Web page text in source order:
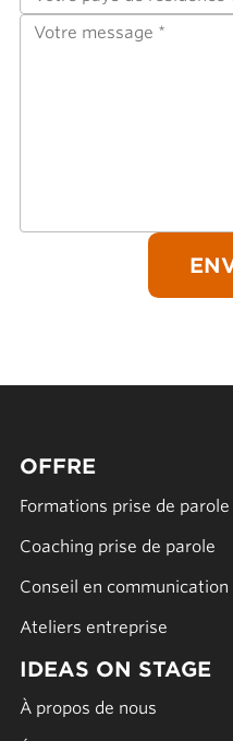
OFFRE
Formations prise de parole
Coaching prise de parole
Conseil en communication
Ateliers entreprise
IDEAS ON STAGE
À propos de nous